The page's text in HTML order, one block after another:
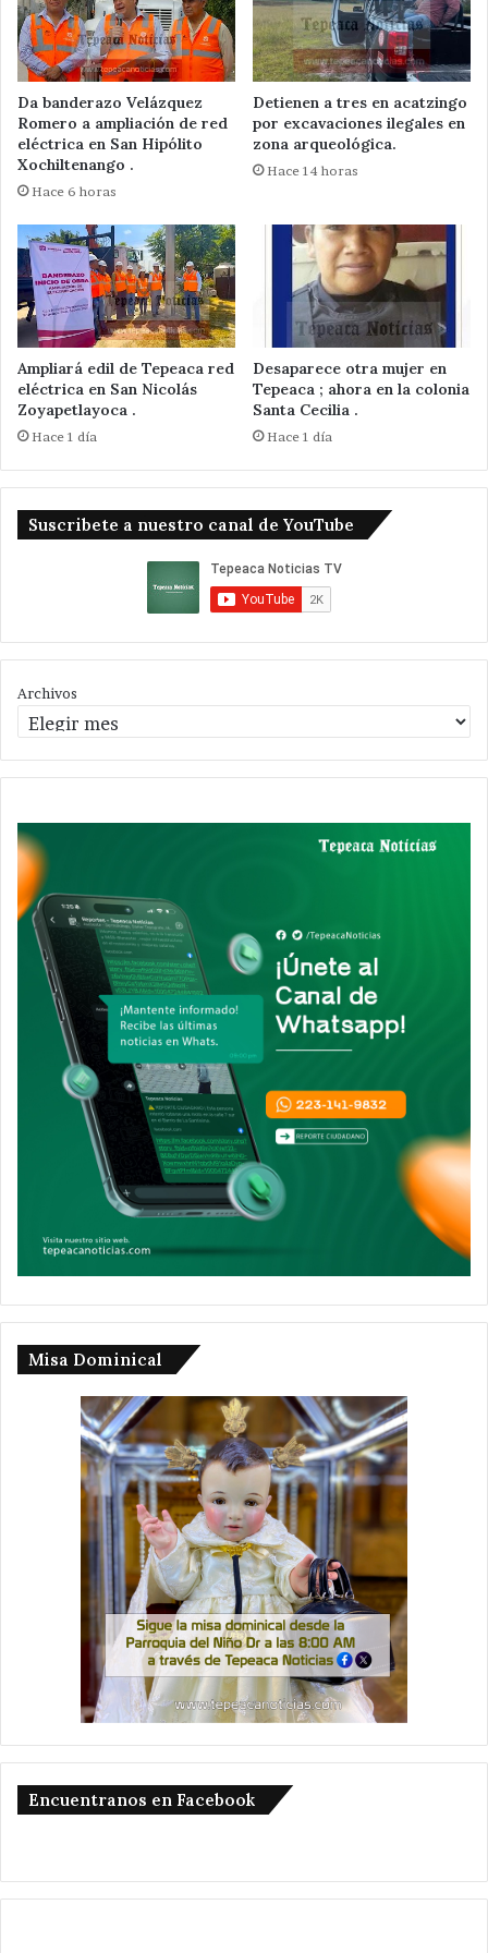
Da banderazo Velázquez
Romero a ampliación de red
eléctrica en San Hipólito
Xochiltenango .
Hace 6 horas
Detienen a tres en acatzingo
por excavaciones ilegales en
zona arqueológica.
Hace 14 horas
Ampliará edil de Tepeaca red
eléctrica en San Nicolás
Zoyapetlayoca .
Hace 1 día
Desaparece otra mujer en
Tepeaca ; ahora en la colonia
Santa Cecilia .
Hace 1 día
Suscribete a nuestro canal de YouTube
Archivos
Misa Dominical
Encuentranos en Facebook